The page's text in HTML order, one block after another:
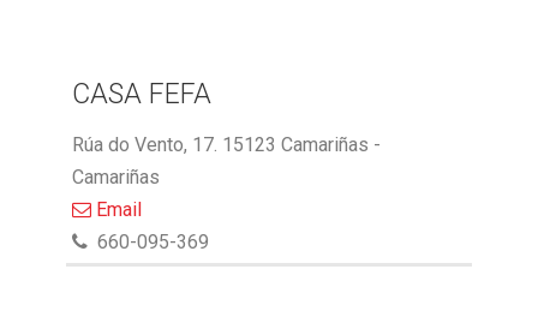
CASA FEFA
Rúa do Vento, 17. 15123 Camariñas -
Camariñas
Email
660-095-369